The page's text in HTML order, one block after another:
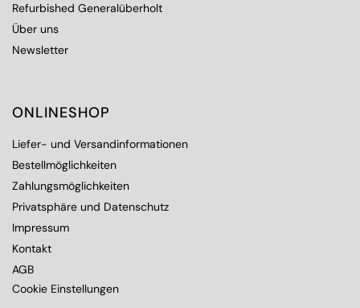
Refurbished Generalüberholt
Über uns
Newsletter
ONLINESHOP
Liefer- und Versandinformationen
Bestellmöglichkeiten
Zahlungsmöglichkeiten
Privatsphäre und Datenschutz
Impressum
Kontakt
AGB
Cookie Einstellungen